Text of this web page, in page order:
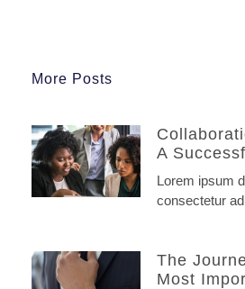
More Posts
A
Lorem ipsum
consectetur
The
Most